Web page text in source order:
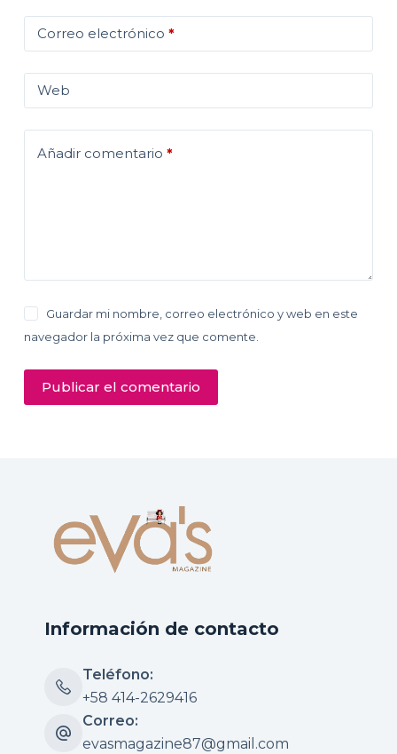
Correo electrónico *
Web
Añadir comentario *
Guardar mi nombre, correo electrónico y web en este
navegador la próxima vez que comente.
Publicar el comentario
Información de contacto
Teléfono:
+58 414-2629416
Correo:
evasmagazine87@gmail.com